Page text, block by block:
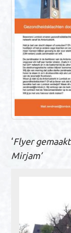
‘Flyer
Mirjam’